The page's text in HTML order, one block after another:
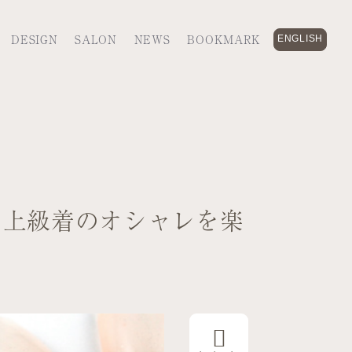
DESIGN SALON NEWS BOOKMARK ENGLISH
級着のオシャレを楽